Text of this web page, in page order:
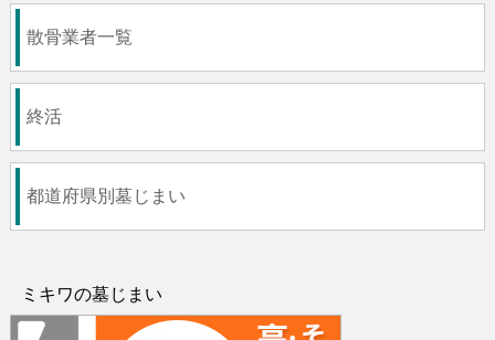
散骨業者一覧
終活
都道府県別墓じまい
ミキワの墓じまい